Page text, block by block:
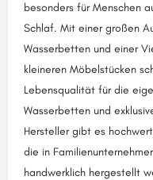
besonders für Menschen
Schlaf. Mit einer großen
Wasserbetten und einer
kleineren Möbelstücken
Lebensqualität für die
Wasserbetten und
Hersteller gibt es
die in
handwerklich hergestellt